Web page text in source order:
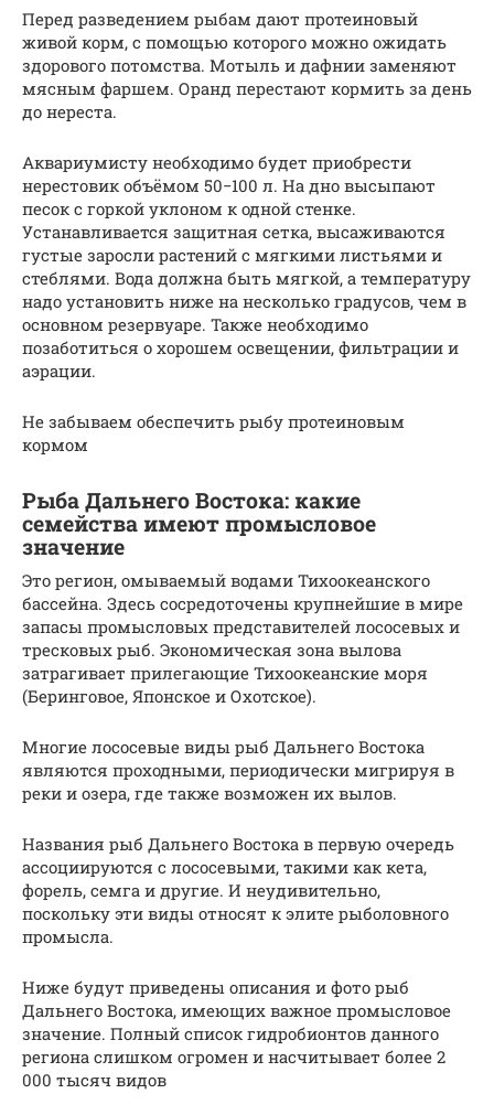
Перед разведением рыбам дают протеиновый
живой корм, с помощью которого можно ожидать
здорового потомства. Мотыль и дафнии заменяют
мясным фаршем. Оранд перестают кормить за день
до нереста.
Аквариумисту необходимо будет приобрести
нерестовик объёмом 50−100 л. На дно высыпают
песок с горкой уклоном к одной стенке.
Устанавливается защитная сетка, высаживаются
густые заросли растений с мягкими листьями и
стеблями. Вода должна быть мягкой, а температуру
надо установить ниже на несколько градусов, чем в
основном резервуаре. Также необходимо
позаботиться о хорошем освещении, фильтрации и
аэрации.
Не забываем обеспечить рыбу протеиновым
кормом
Рыба Дальнего Востока: какие
семейства имеют промысловое
значение
Это регион, омываемый водами Тихоокеанского
бассейна. Здесь сосредоточены крупнейшие в мире
запасы промысловых представителей лососевых и
тресковых рыб. Экономическая зона вылова
затрагивает прилегающие Тихоокеанские моря
(Беринговое, Японское и Охотское).
Многие лососевые виды рыб Дальнего Востока
являются проходными, периодически мигрируя в
реки и озера, где также возможен их вылов.
Названия рыб Дальнего Востока в первую очередь
ассоциируются с лососевыми, такими как кета,
форель, семга и другие. И неудивительно,
поскольку эти виды относят к элите рыболовного
промысла.
Ниже будут приведены описания и фото рыб
Дальнего Востока, имеющих важное промысловое
значение. Полный список гидробионтов данного
региона слишком огромен и насчитывает более 2
000 тысяч видов